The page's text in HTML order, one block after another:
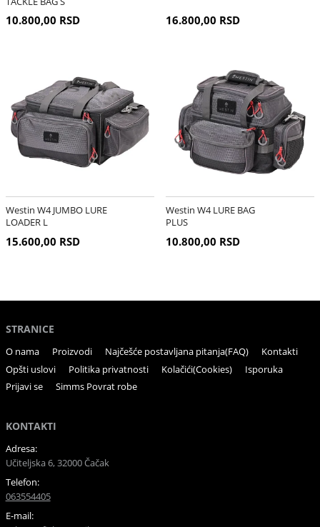
10.800,00 RSD 16.800,00 RSD
Westin W4 JUMBO LURE
LOADER L
15.600,00 RSD
Westin W4 LURE BAG
PLUS
10.800,00 RSD
STRANICE
O nama Proizvodi Najčešće postavljana pitanja(FAQ)
Kontakti
Opšti uslovi
Politika privatnosti Kolačići(Cookies)
Isporuka
Prijavi se
Simms Povrat robe
KONTAKTI
Adresa:
Učiteljska 6, 32000 Čačak
Telefon:
063554405
E-mail: